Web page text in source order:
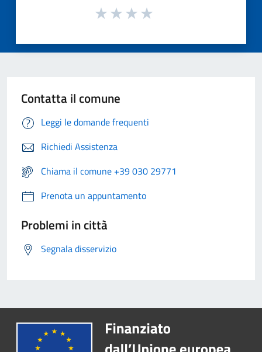
Contatta il comune
Leggi le domande frequenti
Richiedi Assistenza
Chiama il comune +39 030 29771
Prenota un appuntamento
Problemi in città
Segnala disservizio